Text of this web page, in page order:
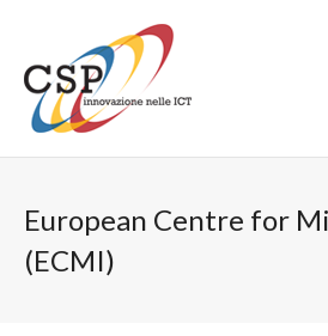
European Centre for
(ECMI)